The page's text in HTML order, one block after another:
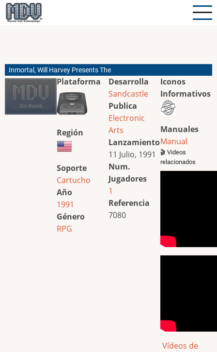
Pasar
al
Inmortal, Will Harvey Presents The
Plataforma
Región
Soporte
Cartucho
Año
1991
Género
RPG
Desarrolla
Sandcastle
Publica
Electronic
Arts
Lanzamiento
11 Julio, 1991
Num.
Jugadores
1
Referencia
7080
Iconos
Informativos
Manuales
Manual
🎬 Videos
relacionados
Vídeos de